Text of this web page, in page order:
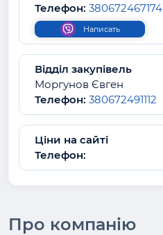
Телефон: 380672467174
Написать
Відділ закупівель
Моргунов Євген
Телефон: 380672491112
Ціни на сайті
Телефон:
Про компанію